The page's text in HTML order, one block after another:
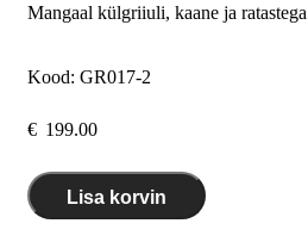
Mangaal külgriiuli, kaane ja
Kood: GR017-2
€ 199.00
Lisa korvin